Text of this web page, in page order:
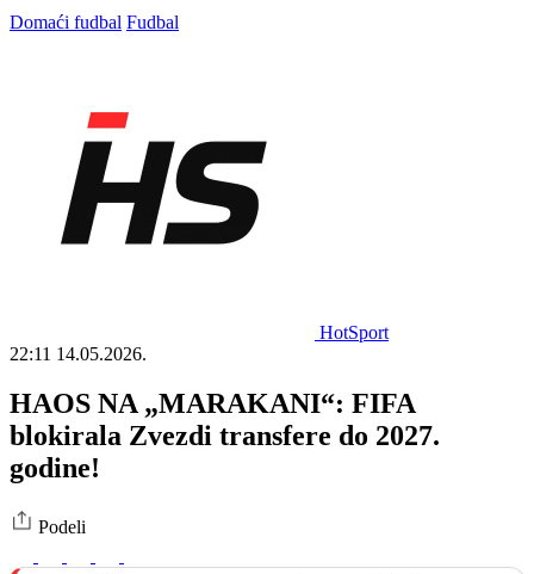
Domaći fudbal Fudbal
HotSport
22:11 14.05.2026.
HAOS NA „MARAKANI“: FIFA
blokirala Zvezdi transfere do 2027.
godine!
Podeli